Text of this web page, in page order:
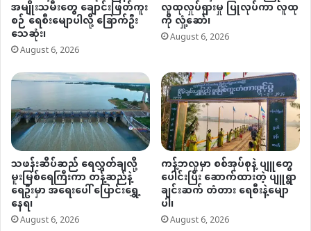
အမျိုးသမီးတွေ ချောင်းဖြတ်ကူး
စဉ် ရေစီးမျောပါလို့ ခြောက်ဦး
သေဆုံး၊
August 6, 2026
လူထုလှုပ်ရှားမှု ပြုလုပ်ကာ လူထု
ကို လှုံ့ဆော်၊
August 6, 2026
သဖန်းဆိပ်ဆည် ရေလွှတ်ချလို့
မူးမြစ်ရေကြီးကာ တန့်ဆည်နဲ့
ရေဦးမှာ အရေးပေါ် ပြောင်းရွှေ့
နေရ၊
August 6, 2026
ကန့်ဘလူမှာ စစ်အုပ်စုနဲ့ ပျူတွေ
ပေါင်းပြီး ဆောက်ထားတဲ့ ပျူရွာ
ချင်းဆက် တံတား ရေစီးနဲ့မျော
ပါ၊
August 6, 2026